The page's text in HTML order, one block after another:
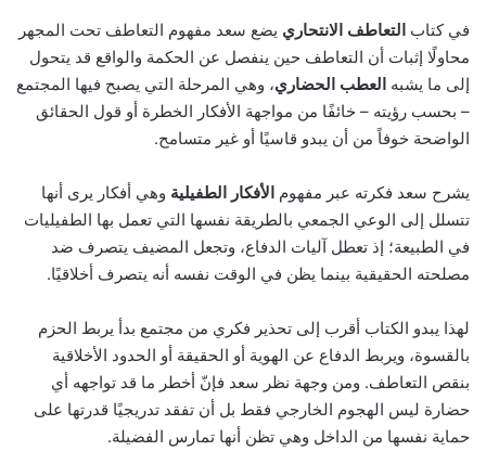
في كتاب التعاطف الانتحاري يضع سعد مفهوم التعاطف تحت المجهر
محاولًا إثبات أن التعاطف حين ينفصل عن الحكمة والواقع قد يتحول
إلى ما يشبه العطب الحضاري، وهي المرحلة التي يصبح فيها المجتمع
– بحسب رؤيته – خائفًا من مواجهة الأفكار الخطرة أو قول الحقائق
الواضحة خوفاً من أن يبدو قاسيًا أو غير متسامح.
يشرح سعد فكرته عبر مفهوم الأفكار الطفيلية وهي أفكار يرى أنها
تتسلل إلى الوعي الجمعي بالطريقة نفسها التي تعمل بها الطفيليات
في الطبيعة؛ إذ تعطل آليات الدفاع، وتجعل المضيف يتصرف ضد
مصلحته الحقيقية بينما يظن في الوقت نفسه أنه يتصرف أخلاقيًا.
لهذا يبدو الكتاب أقرب إلى تحذير فكري من مجتمع بدأ يربط الحزم
بالقسوة، ويربط الدفاع عن الهوية أو الحقيقة أو الحدود الأخلاقية
بنقص التعاطف. ومن وجهة نظر سعد فإنّ أخطر ما قد تواجهه أي
حضارة ليس الهجوم الخارجي فقط بل أن تفقد تدريجيًا قدرتها على
حماية نفسها من الداخل وهي تظن أنها تمارس الفضيلة.